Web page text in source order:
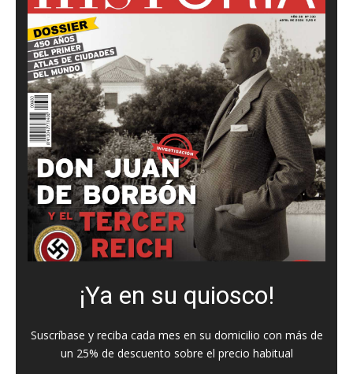
¡Ya en su quiosco!
Suscríbase y reciba cada mes en su domicilio con más de
un 25% de descuento sobre el precio habitual